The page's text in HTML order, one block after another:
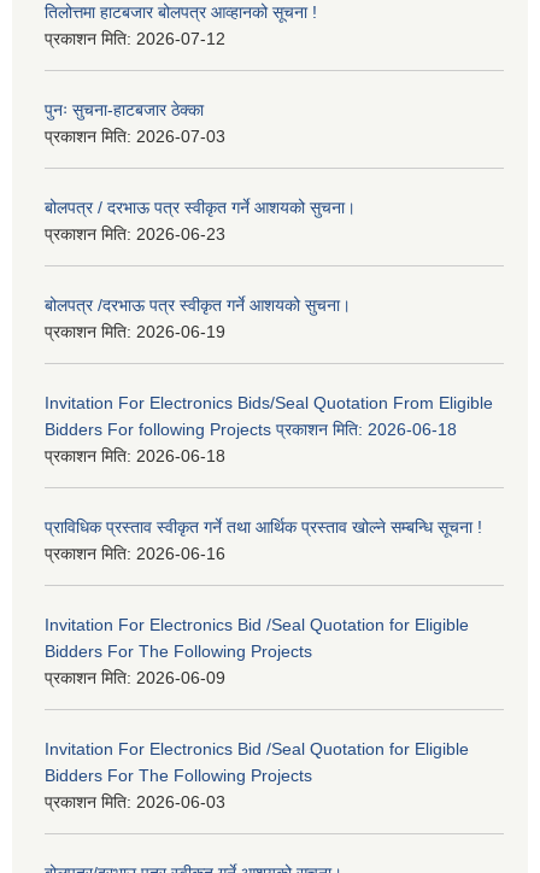
तिलोत्तमा हाटबजार बोलपत्र आव्हानको सूचना !
प्रकाशन मिति: 2026-07-12
पुनः सुचना-हाटबजार ठेक्का
प्रकाशन मिति: 2026-07-03
बोलपत्र / दरभाऊ पत्र स्वीकृत गर्ने आशयको सुचना।
प्रकाशन मिति: 2026-06-23
बोलपत्र /दरभाऊ पत्र स्वीकृत गर्ने आशयको सुचना।
प्रकाशन मिति: 2026-06-19
Invitation For Electronics Bids/Seal Quotation From Eligible
Bidders For following Projects प्रकाशन मिति: 2026-06-18
प्रकाशन मिति: 2026-06-18
प्राविधिक प्रस्ताव स्वीकृत गर्ने तथा आर्थिक प्रस्ताव खोल्ने सम्बन्धि सूचना !
प्रकाशन मिति: 2026-06-16
Invitation For Electronics Bid /Seal Quotation for Eligible
Bidders For The Following Projects
प्रकाशन मिति: 2026-06-09
Invitation For Electronics Bid /Seal Quotation for Eligible
Bidders For The Following Projects
प्रकाशन मिति: 2026-06-03